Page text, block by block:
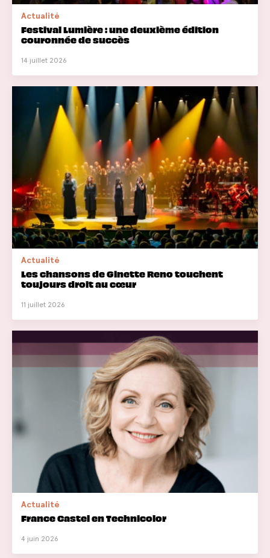
Actualité
Festival Lumière : une deuxième édition
couronnée de succès
14 juillet 2026
Actualité
Les chansons de Ginette Reno touchent
toujours droit au cœur
11 juillet 2026
Actualité
France Castel en Technicolor
4 juin 2026